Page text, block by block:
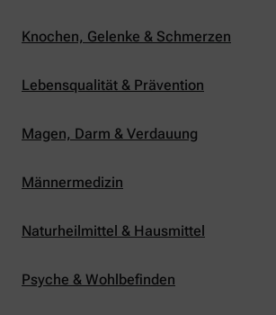
Knochen, Gelenke & Schmerzen
Lebensqualität & Prävention
Magen, Darm & Verdauung
Männermedizin
Naturheilmittel & Hausmittel
Psyche & Wohlbefinden